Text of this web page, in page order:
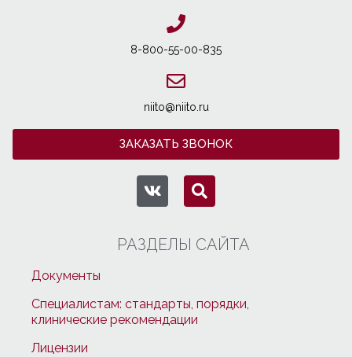
8-800-55-00-835
niito@niito.ru
ЗАКАЗАТЬ ЗВОНОК
РАЗДЕЛЫ САЙТА
Документы
Специалистам: стандарты, порядки,
клинические рекомендации
Лицензии